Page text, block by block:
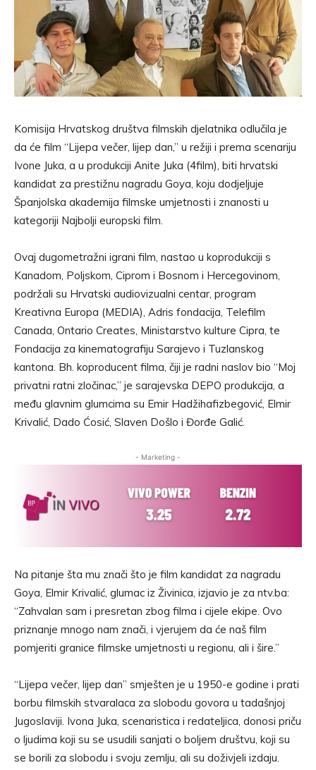
Komisija Hrvatskog društva filmskih djelatnika odlučila je
da će film “Lijepa večer, lijep dan,” u režiji i prema scenariju
Ivone Juka, a u produkciji Anite Juka (4film), biti hrvatski
kandidat za prestižnu nagradu Goya, koju dodjeljuje
Španjolska akademija filmske umjetnosti i znanosti u
kategoriji Najbolji europski film.
Ovaj dugometražni igrani film, nastao u koprodukciji s
Kanadom, Poljskom, Ciprom i Bosnom i Hercegovinom,
podržali su Hrvatski audiovizualni centar, program
Kreativna Europa (MEDIA), Adris fondacija, Telefilm
Canada, Ontario Creates, Ministarstvo kulture Cipra, te
Fondacija za kinematografiju Sarajevo i Tuzlanskog
kantona. Bh. koproducent filma, čiji je radni naslov bio “Moj
privatni ratni zločinac,” je sarajevska DEPO produkcija, a
među glavnim glumcima su Emir Hadžihafizbegović, Elmir
Krivalić, Dado Ćosić, Slaven Došlo i Đorđe Galić.
- Marketing -
Na pitanje šta mu znači što je film kandidat za nagradu
Goya, Elmir Krivalić, glumac iz Živinica, izjavio je za ntv.ba:
“Zahvalan sam i presretan zbog filma i cijele ekipe. Ovo
priznanje mnogo nam znači, i vjerujem da će naš film
pomjeriti granice filmske umjetnosti u regionu, ali i šire.”
“Lijepa večer, lijep dan” smješten je u 1950-e godine i prati
borbu filmskih stvaralaca za slobodu govora u tadašnjoj
Jugoslaviji. Ivona Juka, scenaristica i redateljica, donosi priču
o ljudima koji su se usudili sanjati o boljem društvu, koji su
se borili za slobodu i svoju zemlju, ali su doživjeli izdaju.